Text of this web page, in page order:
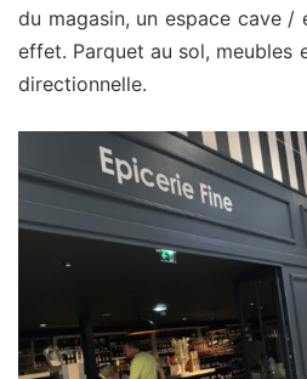
du magasin, un espace cave /
effet. Parquet au sol, meubles
directionnelle.